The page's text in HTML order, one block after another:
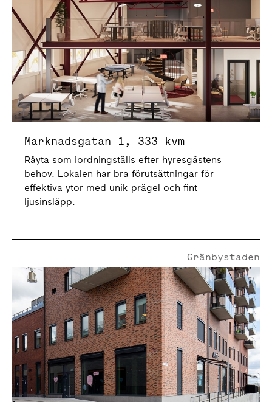
Marknadsgatan 1, 333 kvm
Råyta som iordningställs efter hyresgästens
behov. Lokalen har bra förutsättningar för
effektiva ytor med unik prägel och fint
ljusinsläpp.
Marknadsgatan 3B
Gränbystaden